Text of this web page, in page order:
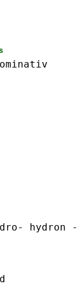
hydron
-